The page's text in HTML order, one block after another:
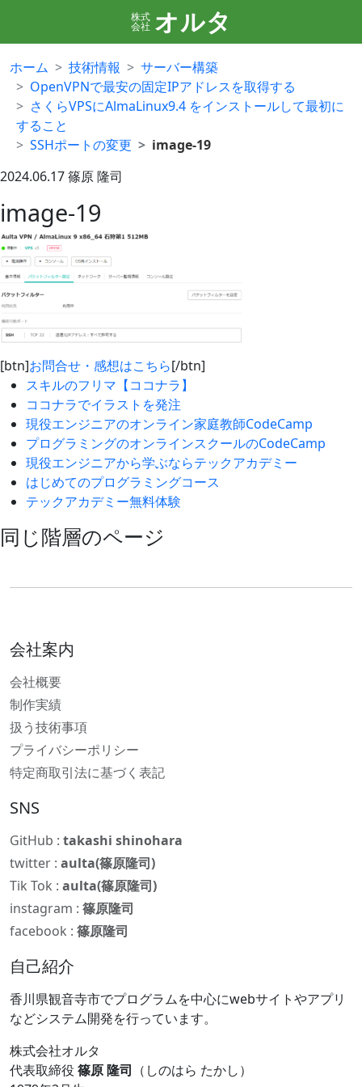
株式
会社 オルタ
ホーム 技術情報
サーバー構築
OpenVPNで最安の固定IPアドレスを取得する
さくらVPSにAlmaLinux9.4 をインストールして最初に
すること
SSHポートの変更
image-19
2024.06.17篠原 隆司
image-19
[btn]お問合せ・感想はこちら[/btn]
スキルのフリマ【ココナラ】
ココナラでイラストを発注
現役エンジニアのオンライン家庭教師CodeCamp
プログラミングのオンラインスクールのCodeCamp
現役エンジニアから学ぶならテックアカデミー
はじめてのプログラミングコース
テックアカデミー無料体験
同じ階層のページ
会社案内
会社概要
制作実績
扱う技術事項
プライバシーポリシー
特定商取引法に基づく表記
SNS
GitHub : takashi shinohara
twitter : aulta(篠原隆司)
Tik Tok : aulta(篠原隆司)
instagram : 篠原隆司
facebook : 篠原隆司
自己紹介
香川県観音寺市でプログラムを中心にwebサイトやアプリ
などシステム開発を行っています。
株式会社オルタ
代表取締役 篠原 隆司 （しのはら たかし）